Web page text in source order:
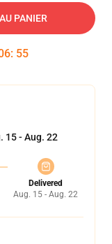
PANIER
: 54
15 - Aug. 22
Delivered
Aug. 15 - Aug. 22